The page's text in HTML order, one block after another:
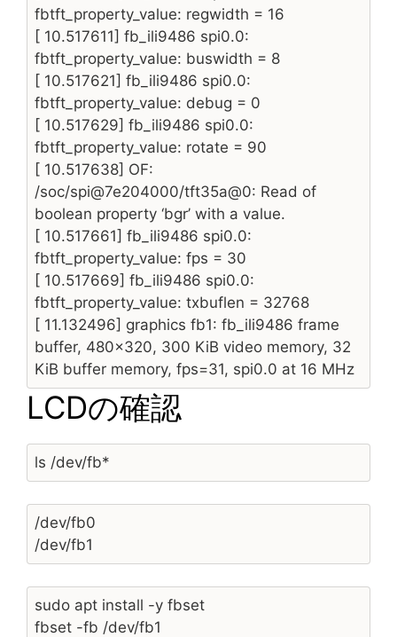
fbtft_property_value: regwidth = 16
[ 10.517611] fb_ili9486 spi0.0:
fbtft_property_value: buswidth = 8
[ 10.517621] fb_ili9486 spi0.0:
fbtft_property_value: debug = 0
[ 10.517629] fb_ili9486 spi0.0:
fbtft_property_value: rotate = 90
[ 10.517638] OF:
/soc/spi@7e204000/tft35a@0: Read of
boolean property ‘bgr’ with a value.
[ 10.517661] fb_ili9486 spi0.0:
fbtft_property_value: fps = 30
[ 10.517669] fb_ili9486 spi0.0:
fbtft_property_value: txbuflen = 32768
[ 11.132496] graphics fb1: fb_ili9486 frame
buffer, 480×320, 300 KiB video memory, 32
KiB buffer memory, fps=31, spi0.0 at 16 MHz
LCDの確認
ls /dev/fb*
/dev/fb0
/dev/fb1
sudo apt install -y fbset
fbset -fb /dev/fb1